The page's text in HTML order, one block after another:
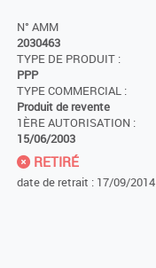
N° AMM
2030463
TYPE DE PRODUIT :
PPP
TYPE COMMERCIAL :
Produit de revente
1ÈRE AUTORISATION :
15/06/2003
RETIRÉ
date de retrait : 17/09/2014